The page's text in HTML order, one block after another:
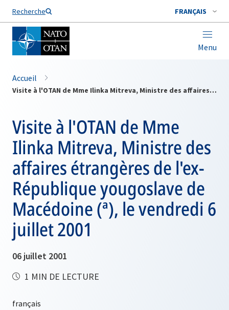
Recherche FRANÇAIS
Menu
Nom de famille*
Accueil
Visite à l'OTAN de Mme Ilinka Mitreva, Ministre des affaires étrangères de l'ex-République yougoslave de Macédoine (ª), le vendredi 6 juillet 2001
Visite à l'OTAN de Mme
Ilinka Mitreva, Ministre des
affaires étrangères de l'ex-
République yougoslave de
Macédoine (ª), le vendredi 6
juillet 2001
06 juillet 2001
1 MIN DE LECTURE